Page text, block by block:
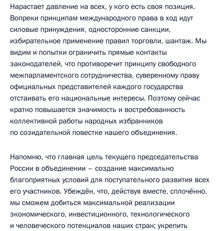
Нарастает давление на всех, у кого есть своя позиция.
Вопреки принципам международного права в ход идут
силовые принуждения, односторонние санкции,
избирательное применение правил торговли, шантаж. Мы
видим и попытки ограничить прямые контакты
законодателей, что противоречит принципу свободного
межпарламентского сотрудничества, суверенному праву
официальных представителей каждого государства
отстаивать его национальные интересы. Поэтому сейчас
кратно повышается значимость и востребованность
коллективной работы народных избранников
по созидательной повестке нашего объединения.
Напомню, что главная цель текущего председательства
России в объединении – создание максимально
благоприятных условий для поступательного развития всех
его участников. Убеждён, что, действуя вместе, сплочённо,
мы сможем добиться максимальной реализации
экономического, инвестиционного, технологического
и человеческого потенциалов наших стран; укрепить